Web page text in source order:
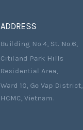
ADDRESS
Building No.4, St. No.6,
Citiland Park Hills
Residential Area,
Ward 10, Go Vap District,
HCMC, Vietnam.